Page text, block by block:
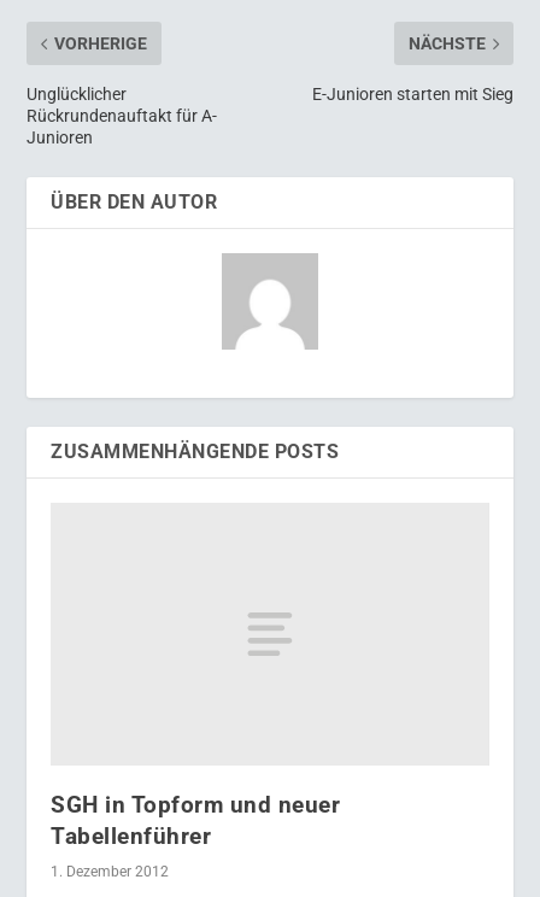
VORHERIGE
Unglücklicher
Rückrundenauftakt für A-
Junioren
NÄCHSTE
E-Junioren starten mit Sieg
ÜBER DEN AUTOR
ZUSAMMENHÄNGENDE POSTS
SGH in Topform und neuer
Tabellenführer
1. Dezember 2012